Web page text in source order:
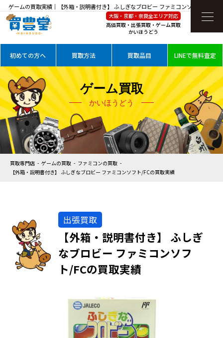
ゲームの買取実績｜【外箱・説明書付き】 ふしぎなブロビー ファミコンソフト/FCを高
価買取
大阪・京都・奈良全エリア対応
高価買取・出張買取・ゲーム買取
かいほうどう
初めての方へ 買取方法 買取品目 LINEで無料査定
ゲーム買取
かいほうどう
買取専門店 ゲームの買取
ファミコンの買取
【外箱・説明書付き】 ふしぎなブロビー ファミコンソフト/FCの買取実績
出張買取
【外箱・説明書付き】 ふしぎ
なブロビー ファミコンソフ
ト/FCの買取実績